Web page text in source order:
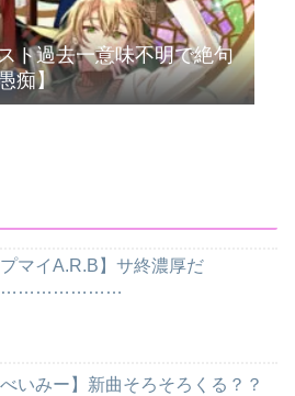
ト過去一意味不明で絶句
痴】
プマイA.R.B】サ終濃厚だ
べいみー】新曲そろそろくる？？